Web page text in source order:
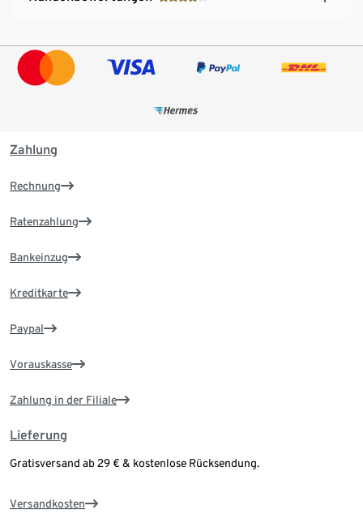
Zahlung
Rechnung
Ratenzahlung
Bankeinzug
Kreditkarte
Paypal
Vorauskasse
Zahlung in der Filiale
Lieferung
Gratisversand ab 29 € & kostenlose Rücksendung.
Versandkosten